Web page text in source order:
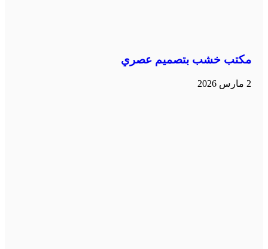
مكتب خشب بتصميم عصري
2 مارس 2026